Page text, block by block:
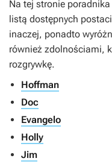
Na tej stronie
listą dostępnych
inaczej, ponadto
również zdolnościami,
rozgrywkę.
Hoffman
Doc
Evangelo
Holly
Jim